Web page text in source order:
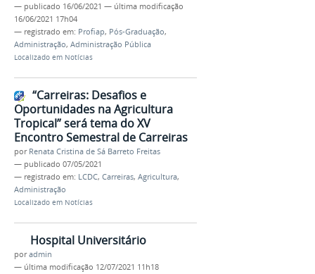
— publicado 16/06/2021 — última modificação
16/06/2021 17h04
— registrado em: Profiap, Pós-Graduação,
Administração, Administração Pública
Localizado em Notícias
“Carreiras: Desafios e
Oportunidades na Agricultura
Tropical” será tema do XV
Encontro Semestral de Carreiras
por Renata Cristina de Sá Barreto Freitas
— publicado 07/05/2021
— registrado em: LCDC, Carreiras, Agricultura,
Administração
Localizado em Notícias
Hospital Universitário
poradmin
— última modificação 12/07/2021 11h18